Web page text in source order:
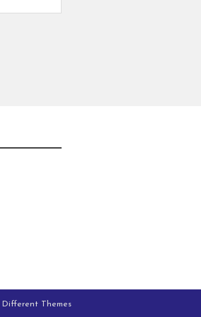
Different Themes